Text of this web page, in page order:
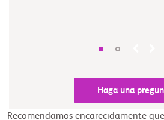
Haga una
Recomendamos encarecidamente